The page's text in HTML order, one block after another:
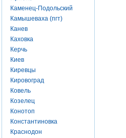
Каменец-Подольский
Камышеваха (пгт)
Канев
Каховка
Керчь
Киев
Киревцы
Кировоград
Ковель
Козелец
Конотоп
Константиновка
Краснодон